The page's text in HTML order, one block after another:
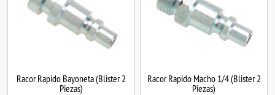
Racor Rapido Bayoneta (Blister 2
Piezas)
Racor Rapido Macho 1/4 (Blister 2
Piezas)